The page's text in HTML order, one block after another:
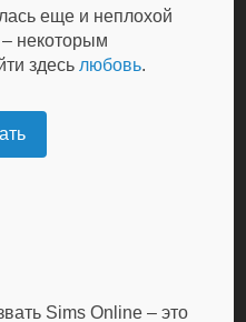
еще и неплохой
некоторым
здесь любовь.
Sims Online – это